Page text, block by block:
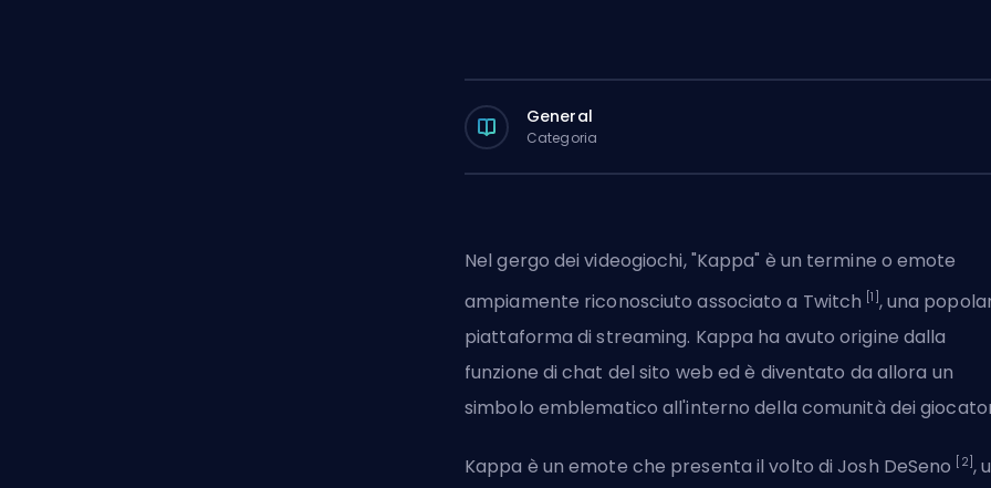
General
Categoria
Nel gergo dei videogiochi, "Kappa" è un termine o emote
ampiamente riconosciuto associato a Twitch [1] , una
piattaforma di streaming. Kappa ha avuto origine dalla
funzione di chat del sito web ed è diventato da allora un
simbolo emblematico all'interno della comunità dei
Kappa è un emote che presenta il volto di Josh DeSeno [2] ,